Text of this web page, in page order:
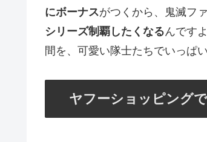
にボーナスがつくから、鬼滅フ
シリーズ制覇したくなるんです
間を、可愛い隊士たちでいっぱ
ヤフーショッピング